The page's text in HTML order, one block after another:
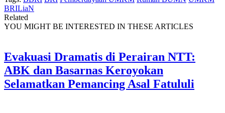
BRILiaN
Related
YOU MIGHT BE INTERESTED IN THESE ARTICLES
Evakuasi Dramatis di Perairan NTT:
ABK dan Basarnas Keroyokan
Selamatkan Pemancing Asal Fatululi